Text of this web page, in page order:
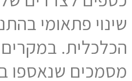
שינוי פתאומי
הכלכלית.
מסמכים שנאספו